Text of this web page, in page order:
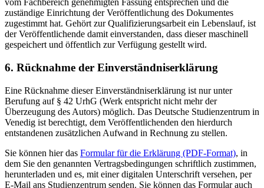
vom Fachbereich genehmigten Fassung entsprechen und die
zuständige Einrichtung der Veröffentlichung des Dokumentes
zugestimmt hat. Gehört zur Qualifizierungsarbeit ein Lebenslauf, ist
der Veröffentlichende damit einverstanden, dass dieser maschinell
gespeichert und öffentlich zur Verfügung gestellt wird.
6. Rücknahme der Einverständniserklärung
Eine Rücknahme dieser Einverständniserklärung ist nur unter
Berufung auf § 42 UrhG (Werk entspricht nicht mehr der
Überzeugung des Autors) möglich. Das Deutsche Studienzentrum in
Venedig ist berechtigt, dem Veröffentlichenden den hierdurch
entstandenen zusätzlichen Aufwand in Rechnung zu stellen.
Sie können hier das Formular für die Erklärung (PDF-Format), in
dem Sie den genannten Vertragsbedingungen schriftlich zustimmen,
herunterladen und es, mit einer digitalen Unterschrift versehen, per
E-Mail ans Studienzentrum senden. Sie können das Formular auch